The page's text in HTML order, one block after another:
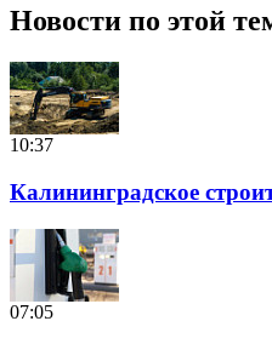
Новости по этой
10:37
Калининградское
07:05